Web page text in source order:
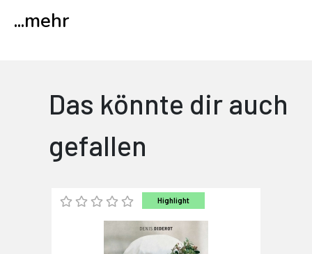
...mehr
Das könnte dir auch
gefallen
Highlight